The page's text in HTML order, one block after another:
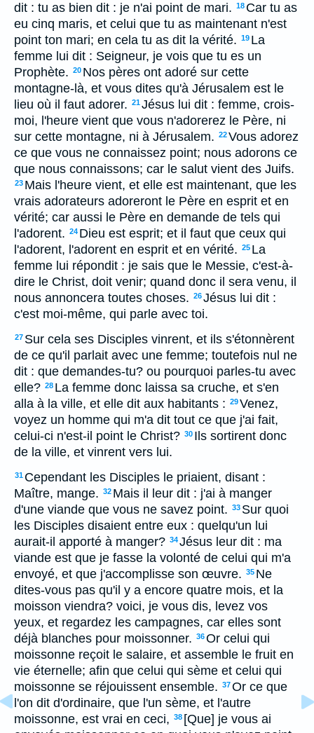
dit : tu as bien dit : je n'ai point de mari. 18 Car tu as
eu cinq maris, et celui que tu as maintenant n'est
point ton mari; en cela tu as dit la vérité. 19 La
femme lui dit : Seigneur, je vois que tu es un
Prophète. 20 Nos pères ont adoré sur cette
montagne-là, et vous dites qu'à Jérusalem est le
lieu où il faut adorer. 21Jésus lui dit : femme, crois-
moi, l'heure vient que vous n'adorerez le Père, ni
sur cette montagne, ni à Jérusalem. 22Vous adorez
ce que vous ne connaissez point; nous adorons ce
que nous connaissons; car le salut vient des Juifs.
23 Mais l'heure vient, et elle est maintenant, que les
vrais adorateurs adoreront le Père en esprit et en
vérité; car aussi le Père en demande de tels qui
l'adorent. 24 Dieu est esprit; et il faut que ceux qui
l'adorent, l'adorent en esprit et en vérité. 25 La
femme lui répondit : je sais que le Messie, c'est-à-
dire le Christ, doit venir; quand donc il sera venu, il
nous annoncera toutes choses. 26Jésus lui dit :
c'est moi-même, qui parle avec toi.
27 Sur cela ses Disciples vinrent, et ils s'étonnèrent
de ce qu'il parlait avec une femme; toutefois nul ne
dit : que demandes-tu? ou pourquoi parles-tu avec
elle? 28 La femme donc laissa sa cruche, et s'en
alla à la ville, et elle dit aux habitants : 29Venez,
voyez un homme qui m'a dit tout ce que j'ai fait,
celui-ci n'est-il point le Christ? 30 Ils sortirent donc
de la ville, et vinrent vers lui.
31 Cependant les Disciples le priaient, disant :
Maître, mange. 32 Mais il leur dit : j'ai à manger
d'une viande que vous ne savez point. 33 Sur quoi
les Disciples disaient entre eux : quelqu'un lui
aurait-il apporté à manger? 34Jésus leur dit : ma
viande est que je fasse la volonté de celui qui m'a
envoyé, et que j'accomplisse son œuvre. 35 Ne
dites-vous pas qu'il y a encore quatre mois, et la
moisson viendra? voici, je vous dis, levez vos
yeux, et regardez les campagnes, car elles sont
déjà blanches pour moissonner. 36Or celui qui
moissonne reçoit le salaire, et assemble le fruit en
vie éternelle; afin que celui qui sème et celui qui
moissonne se réjouissent ensemble. 37Or ce que
l'on dit d'ordinaire, que l'un sème, et l'autre
moissonne, est vrai en ceci, 38 [Que] je vous ai